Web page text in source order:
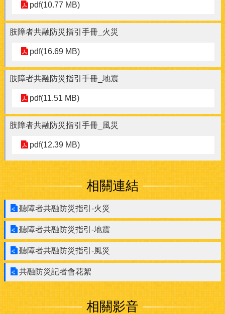
pdf(10.77 MB)
肢障者共融防災指引手冊_火災
pdf(16.69 MB)
肢障者共融防災指引手冊_地震
pdf(11.51 MB)
肢障者共融防災指引手冊_風災
pdf(12.39 MB)
相關連結
聽障者共融防災指引-火災
聽障者共融防災指引-地震
聽障者共融防災指引-風災
共融防災記者會花絮
相關影音